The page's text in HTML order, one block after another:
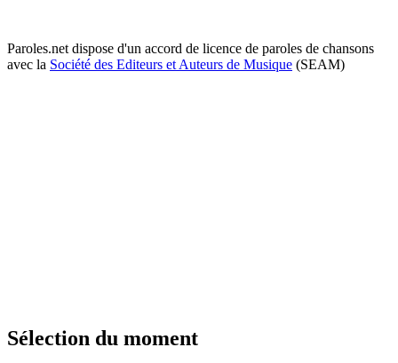
Paroles.net dispose d'un accord de licence de paroles de chansons
avec la Société des Editeurs et Auteurs de Musique (SEAM)
Sélection du moment